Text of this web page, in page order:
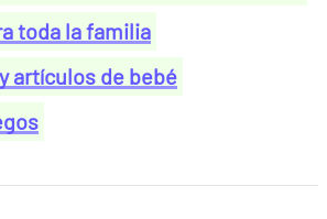
toda la familia
artículos de bebé